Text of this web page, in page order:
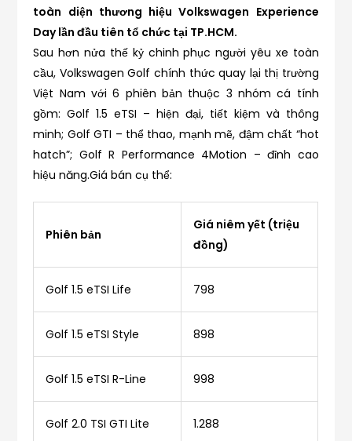
toàn diện thương hiệu Volkswagen Experience
Day lần đầu tiên tổ chức tại TP.HCM.
Sau hơn nửa thế kỷ chinh phục người yêu xe toàn
cầu, Volkswagen Golf chính thức quay lại thị trường
Việt Nam với 6 phiên bản thuộc 3 nhóm cá tính
gồm: Golf 1.5 eTSI – hiện đại, tiết kiệm và thông
minh; Golf GTI – thể thao, mạnh mẽ, đậm chất “hot
hatch”; Golf R Performance 4Motion – đỉnh cao
hiệu năng.Giá bán cụ thể:
Phiên bản
Giá niêm yết (triệu
đồng)
Golf 1.5 eTSI Life 798
Golf 1.5 eTSI Style 898
Golf 1.5 eTSI R-Line 998
Golf 2.0 TSI GTI Lite 1.288